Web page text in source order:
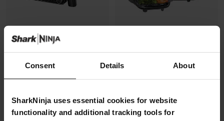
Consent Details About
SharkNinja uses essential cookies for website
functionality and additional tracking tools for
d’extérieur, avec fonction Air
Fryer Ninja Artisan
4.7 (228)
CRISPi
4.3
(1070)